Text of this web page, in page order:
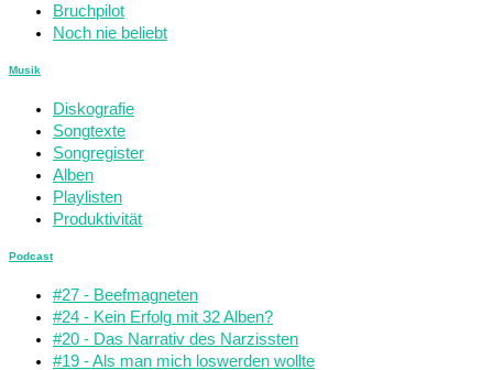
Bruchpilot
Noch nie beliebt
Musik
Diskografie
Songtexte
Songregister
Alben
Playlisten
Produktivität
Podcast
#27 - Beefmagneten
#24 - Kein Erfolg mit 32 Alben?
#20 - Das Narrativ des Narzissten
#19 - Als man mich loswerden wollte